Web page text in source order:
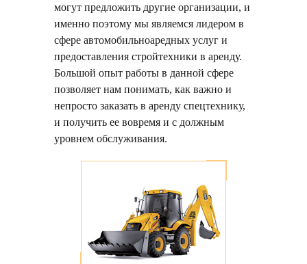
могут предложить другие организации, и
именно поэтому мы являемся лидером в
сфере автомобильноаредных услуг и
предоставления стройтехники в аренду.
Большой опыт работы в данной сфере
позволяет нам понимать, как важно и
непросто заказать в аренду спецтехнику,
и получить ее вовремя и с должным
уровнем обслуживания.